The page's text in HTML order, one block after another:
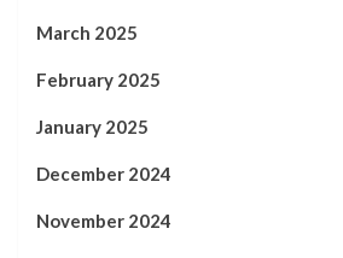
March 2025
February 2025
January 2025
December 2024
November 2024